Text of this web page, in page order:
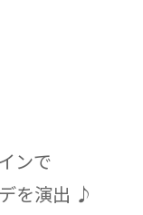
ンで
を演出 ♪